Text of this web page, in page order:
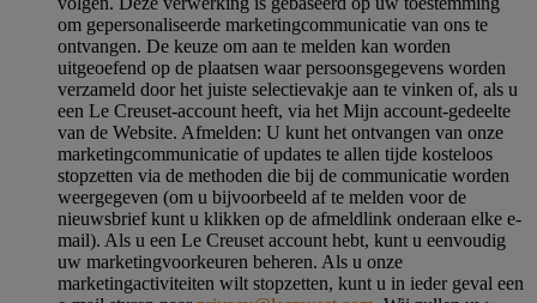
om gepersonaliseerde marketingcommunicatie van ons te
ontvangen. De keuze om aan te melden kan worden
uitgeoefend op de plaatsen waar persoonsgegevens worden
verzameld door het juiste selectievakje aan te vinken of, als u
een Le Creuset-account heeft, via het Mijn account-gedeelte
van de Website. Afmelden: U kunt het ontvangen van onze
marketingcommunicatie of updates te allen tijde kosteloos
stopzetten via de methoden die bij de communicatie worden
weergegeven (om u bijvoorbeeld af te melden voor de
nieuwsbrief kunt u klikken op de afmeldlink onderaan elke e-
mail). Als u een Le Creuset account hebt, kunt u eenvoudig
uw marketingvoorkeuren beheren. Als u onze
marketingactiviteiten wilt stopzetten, kunt u in ieder geval een